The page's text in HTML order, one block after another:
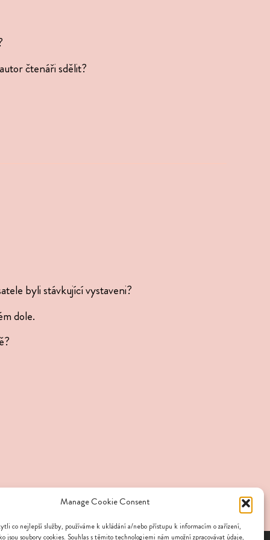
Manage Cookie Consent
co nejlepší služby, používáme k ukládání a/nebo přístupu k informacím o zařízení,
jsou soubory cookies. Souhlas s těmito technologiemi nám umožní zpracovávat údaje,
čtenáři sdělit?
byli stáv­ku­jící vystaveni?
dole.